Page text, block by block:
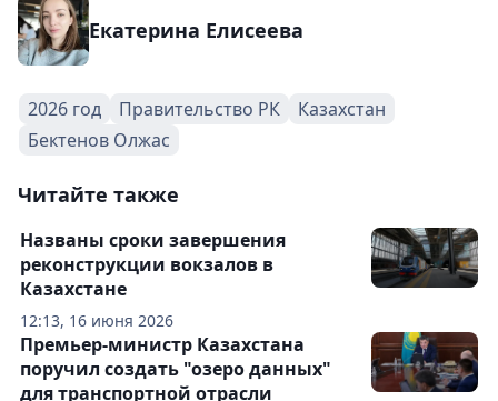
Екатерина Елисеева
2026 год Правительство РК
Казахстан
Бектенов Олжас
Читайте также
12:13, 16 июня 2026
Названы сроки завершения
реконструкции вокзалов в
Казахстане
Премьер-министр Казахстана
поручил создать "озеро данных"
для транспортной отрасли